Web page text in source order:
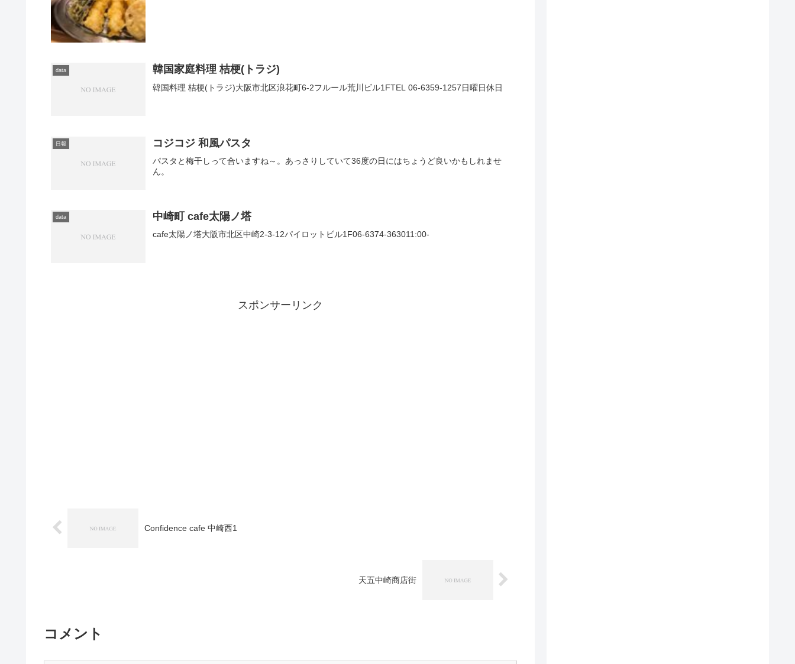
data 韓国家庭料理 桔梗(トラジ)
韓国料理 桔梗(トラジ)大阪市北区浪花町6-2フルール荒川ビル1FTEL 06-6359-1257日曜日休日
日報 コジコジ 和風パスタ
パスタと梅干しって合いますね～。あっさりしていて36度の日にはちょうど良いかもしれませ
ん。
data 中崎町 cafe太陽ノ塔
cafe太陽ノ塔大阪市北区中崎2-3-12パイロットビル1F06-6374-363011:00-
スポンサーリンク
Confidence cafe 中崎西1
天五中崎商店街
コメント